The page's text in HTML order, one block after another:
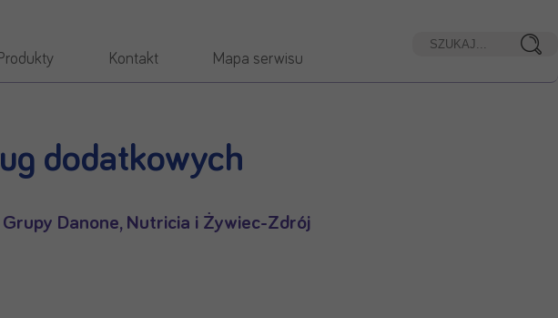
Produkty Kontakt Mapa serwisu
dodatkowych
Danone, Nutricia i Żywiec-Zdrój